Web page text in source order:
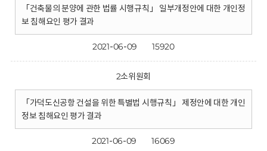
「건축물의 분양에 관한 법률 시행규칙」 일부개정안에 대한 개인정
보 침해요인 평가 결과
2021-06-09 15920
2소위원회
「가덕도신공항 건설을 위한 특별법 시행규칙」 제정안에 대한 개인
정보 침해요인 평가 결과
2021-06-09 16069